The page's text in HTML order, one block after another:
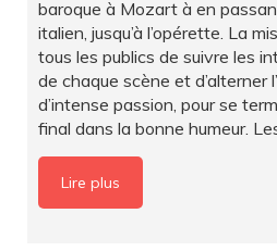
baroque à Mozart à en
italien, jusqu’à l’opérette. La
tous les publics de suivre les
de chaque scène et d’alterner
d’intense passion, pour se
final dans la bonne humeur.
Lire plus